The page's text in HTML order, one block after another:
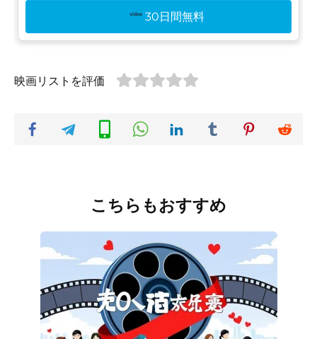
30日間無料
映画リストを評価
こちらもおすすめ